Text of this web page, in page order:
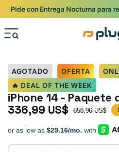
Ir al
Pide con Entrega Nocturna para
AGOTADO OFERTA
🔥 DEAL OF THE WEEK
iPhone 14 - Paquete
Precio de oferta
336,99 US$
Precio habitual 658,96 US$